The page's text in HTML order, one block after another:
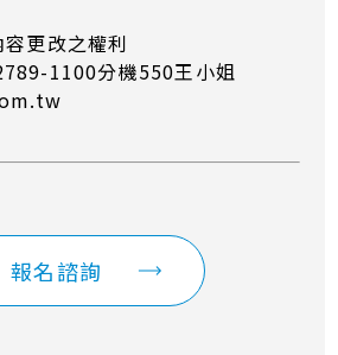
更改之權利
1100分機550王小姐
報名諮詢